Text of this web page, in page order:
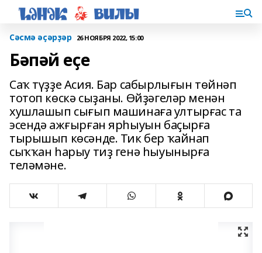
Сәсмә әҫәрҙәр 26 НОЯБРЯ 2022, 15:00
Бәпәй еҫе
Саҡ түҙҙе Асия. Бар сабырлығын төйнәп
тотоп көскә сыҙаны. Өйҙәгеләр менән
хушлашып сығып машинаға ултырғас та
эсендә ажғырған ярһыуын баҫырға
тырышып көсәнде. Тик бер ҡайнап
сыҡҡан һарыу тиҙ генә һыуынырға
теләмәне.